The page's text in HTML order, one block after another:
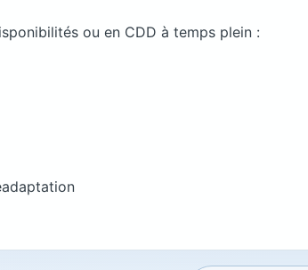
ou en CDD à temps plein :